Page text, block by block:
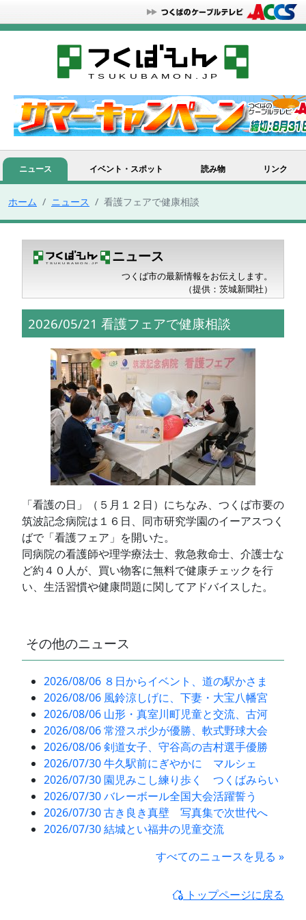
ニュース イベント・スポット 読み物 リンク
ホーム ニュース 看護フェアで健康相談
ニュース
つくば市の最新情報をお伝えします。
（提供：茨城新聞社）
2026/05/21 看護フェアで健康相談
「看護の日」（５月１２日）にちなみ、つくば市要の
筑波記念病院は１６日、同市研究学園のイーアスつく
ばで「看護フェア」を開いた。
同病院の看護師や理学療法士、救急救命士、介護士な
ど約４０人が、買い物客に無料で健康チェックを行
い、生活習慣や健康問題に関してアドバイスした。
その他のニュース
2026/08/06 ８日からイベント、道の駅かさま
2026/08/06 風鈴涼しげに、下妻・大宝八幡宮
2026/08/06 山形・真室川町児童と交流、古河
2026/08/06 常澄スポ少が優勝、軟式野球大会
2026/08/06 剣道女子、守谷高の吉村選手優勝
2026/07/30 牛久駅前にぎやかに マルシェ
2026/07/30 園児みこし練り歩く つくばみらい
2026/07/30 バレーボール全国大会活躍誓う
2026/07/30 古き良き真壁 写真集で次世代へ
2026/07/30 結城とい福井の児童交流
すべてのニュースを見る »
トップページに戻る